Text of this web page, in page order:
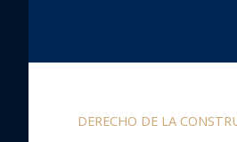
DERECHO DE LA